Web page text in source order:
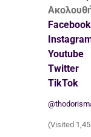
Facebook
Youtube
Twitter
TikTok
(Visited